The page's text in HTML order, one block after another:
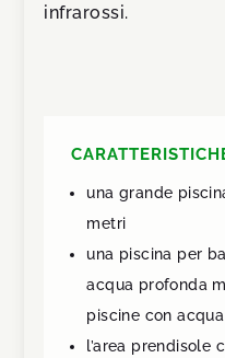
infrarossi.
una grande
metri
una piscina per
acqua profonda
piscine con
l’area prendisole